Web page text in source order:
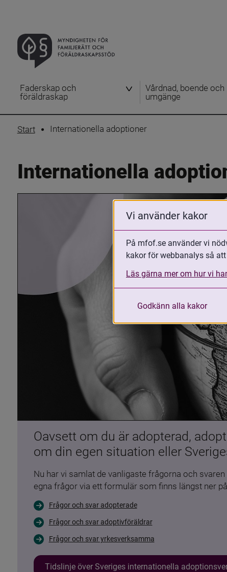
Faderskap och
föräldraskap
Vårdnad, boende och
umgänge
Start Internationella adoptioner
Internationella
Oavsett om du är adopterad,
om din egen situation eller
Nu har vi samlat de vanligaste frågorna och
egna frågor via ett formulär som finns längst ner
Frågor och svar adopterade
Frågor och svar adoptivföräldrar
Frågor och svar yrkesverksamma
Tidslinje över Sveriges internationella
Vi använder kakor
På mfof.se använder vi
kakor för webbanalys så
Läs gärna mer om hur vi
Godkänn alla kakor